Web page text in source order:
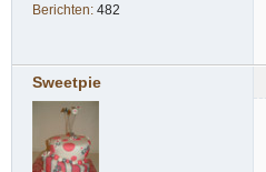
Berichten: 482
Sweetpie